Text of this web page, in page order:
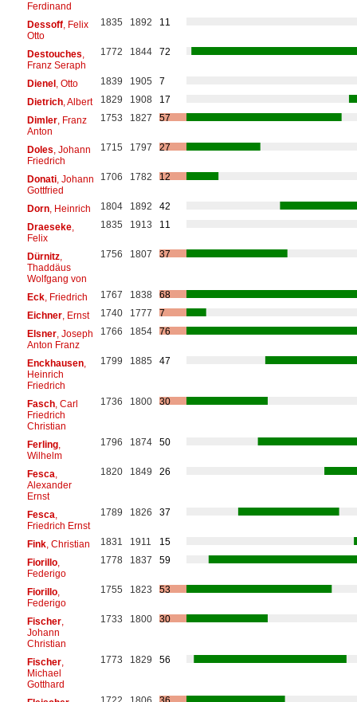
Ferdinand
Dessoff, Felix
Otto
1835 1892 11
Destouches
Franz Seraph
1772 1844 72
Dienel, Otto 1839 1905
7
Dietrich, Albert 1829 1908
17
Dimler, Franz
Anton
1753 1827 57
Doles , Johann
Friedrich
1715 1797 27
Donati, Johann
Gottfried
1706 1782 12
Dorn, Heinrich 1804 1892
42
Draeseke,
Felix
1835 1913 11
Dürnitz,
Thaddäus
Wolfgang von
1756 1807 37
Eck, Friedrich 1767 1838
68
Eichner, Ernst 1740 1777
7
Elsner, Joseph
Anton Franz
1766 1854 76
Enckhausen,
Heinrich
Friedrich
1799 1885 47
Fasch, Carl
Friedrich
Christian
1736 1800 30
Ferling,
Wilhelm
1796 1874 50
Fesca
Alexander
Ernst
1820 1849 26
Fesca
Friedrich Ernst
1789 1826 37
Fink, Christian 1831 1911
15
Fiorillo,
Federigo
1778 1837 59
Fiorillo,
Federigo
1755 1823 53
Fischer,
Johann
Christian
1733 1800 30
Fischer,
Michael
Gotthard
1773 1829 56